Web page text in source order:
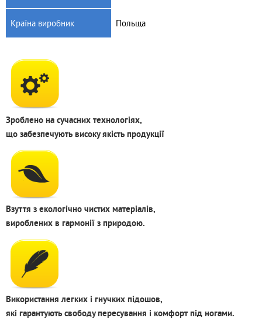
Країна виробник Польща
Зроблено на сучасних технологіях,
що забезпечують високу якість продукції
Взуття з екологічно чистих матеріалів,
вироблених в гармонії з природою.
Використання легких і гнучких підошов,
які гарантують свободу пересування і комфорт під ногами.